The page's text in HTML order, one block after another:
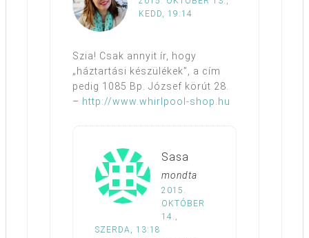
KEDD, 19:14
Szia! Csak annyit ír, hogy
„háztartási készülékek”, a cím
pedig 1085 Bp. József körút 28.
– http://www.whirlpool-shop.hu
Sasa
mondta
2015.
OKTÓBER
14.,
SZERDA, 13:18